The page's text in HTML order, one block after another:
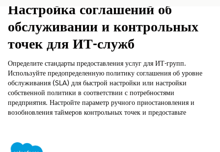
Настройка соглашений об
обслуживании и контрольных
точек для ИТ-служб
Определите стандарты предоставления услуг для ИТ-групп.
Используйте предопределенную политику соглашения об уровне
обслуживания (SLA) для быстрой настройки или настройки
собственной политики в соответствии с потребностями
предприятия. Настройте параметр ручного приостановления и
возобновления таймеров контрольных точек и предоставьте
ТРЕБУЕМЫЕ ВЕРСИИ